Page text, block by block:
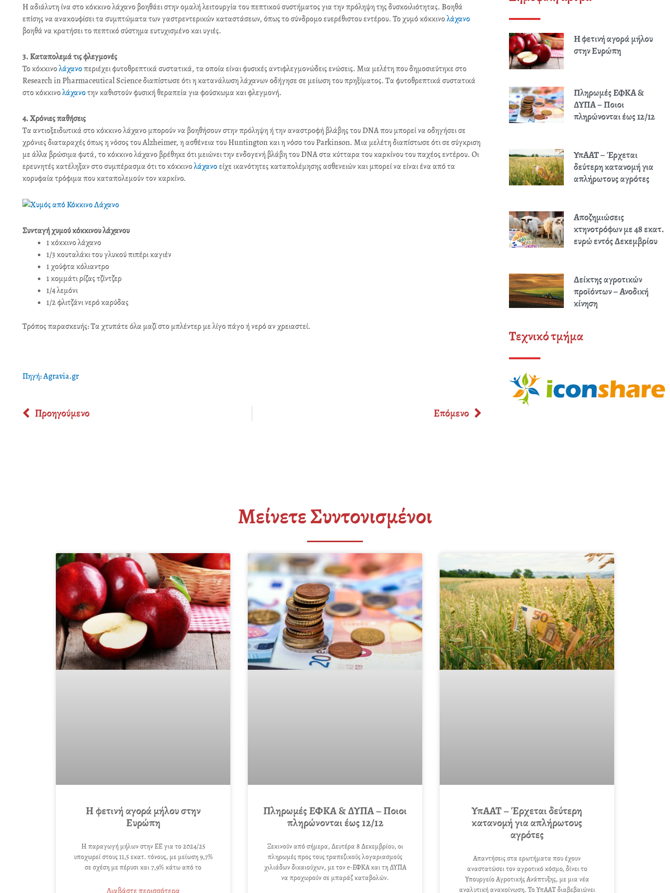
Η αδιάλυτη ίνα στο κόκκινο λάχανο βοηθάει στην ομαλή λειτουργία του πεπτικού συστήματος για την πρόληψη της δυσκοιλιότητας. Βοηθά
επίσης να ανακουφίσει τα συμπτώματα των γαστρεντερικών καταστάσεων, όπως το σύνδρομο ευερέθιστου εντέρου. Το χυμό κόκκινολάχανο
βοηθά να κρατήσει το πεπτικό σύστημα ευτυχισμένο και υγιές.
3. Καταπολεμά τις φλεγμονές
Το κόκκινολάχανοπεριέχει φυτοθρεπτικά συστατικά, τα οποία είναι φυσικές αντιφλεγμονώδεις ενώσεις. Μια μελέτη που δημοσιεύτηκε στο
Research in Pharmaceutical Science διαπίστωσε ότι η κατανάλωση λάχανων οδήγησε σε μείωση του πρηξίματος. Τα φυτοθρεπτικά συστατικά
στο κόκκινολάχανοτην καθιστούν φυσική θεραπεία για φούσκωμα και φλεγμονή.
4. Χρόνιες παθήσεις
Τα αντιοξειδωτικά στο κόκκινο λάχανο μπορούν να βοηθήσουν στην πρόληψη ή την αναστροφή βλάβης του DNA που μπορεί να οδηγήσει σε
χρόνιες διαταραχές όπως η νόσος του Alzheimer, η ασθένεια του Huntington και η νόσο του Parkinson. Μια μελέτη διαπίστωσε ότι σε σύγκριση
με άλλα βρώσιμα φυτά, το κόκκινο λάχανο βρέθηκε ότι μειώνει την ενδογενή βλάβη του DNA στα κύτταρα του καρκίνου του παχέος εντέρου. Οι
ερευνητές κατέληξαν στο συμπέρασμα ότι το κόκκινολάχανοείχε ικανότητες καταπολέμησης ασθενειών και μπορεί να είναι ένα από τα
κορυφαία τρόφιμα που καταπολεμούν τον καρκίνο.
Συνταγή χυμού κόκκινου λάχανου
1 κόκκινο λάχανο
1/3 κουταλάκι του γλυκού πιπέρι καγιέν
1 χούφτα κόλιαντρο
1 κομμάτι ρίζας τζίντζερ
1/4 λεμόνι
1/2 φλιτζάνι νερό καρύδας
Τρόπος παρασκευής: Τα χτυπάτε όλα μαζί στο μπλέντερ με λίγο πάγο ή νερό αν χρειαστεί.
Πηγή: Agravia.gr
Prev
Προηγούμενο Επόμενο
Η φετινή αγορά μήλου
στην Ευρώπη
Πληρωμές ΕΦΚΑ &
ΔΥΠΑ – Ποιοι
πληρώνονται έως 12/12
ΥπΑΑΤ – Έρχεται
δεύτερη κατανομή για
απλήρωτους αγρότες
Αποζημιώσεις
κτηνοτρόφων με 48 εκατ.
ευρώ εντός Δεκεμβρίου
Δείκτης αγροτικών
προϊόντων – Ανοδική
κίνηση
Τεχνικό τμήμα
Μείνετε Συντονισμένοι
Η φετινή αγορά μήλου στην
Ευρώπη
Η παραγωγή μήλων στην ΕΕ για το 2024/25
υποχωρεί στους 11,5 εκατ. τόνους, με μείωση 9,7%
σε σχέση με πέρυσι και 7,9% κάτω από το
Πληρωμές ΕΦΚΑ & ΔΥΠΑ – Ποιοι
πληρώνονται έως 12/12
Ξεκινούν από σήμερα, Δευτέρα 8 Δεκεμβρίου, οι
πληρωμές προς τους τραπεζικούς λογαριασμούς
χιλιάδων δικαιούχων, με τον e-ΕΦΚΑ και τη ΔΥΠΑ
να προχωρούν σε μπαράζ καταβολών.
ΥπΑΑΤ – Έρχεται δεύτερη
κατανομή για απλήρωτους
αγρότες
Απαντήσεις στα ερωτήματα που έχουν
αναστατώσει τον αγροτικό κόσμο, δίνει το
Υπουργείο Αγροτικής Ανάπτυξης, με μια νέα
αναλυτική ανακοίνωση. Το ΥπΑΑΤ διαβεβαιώνει